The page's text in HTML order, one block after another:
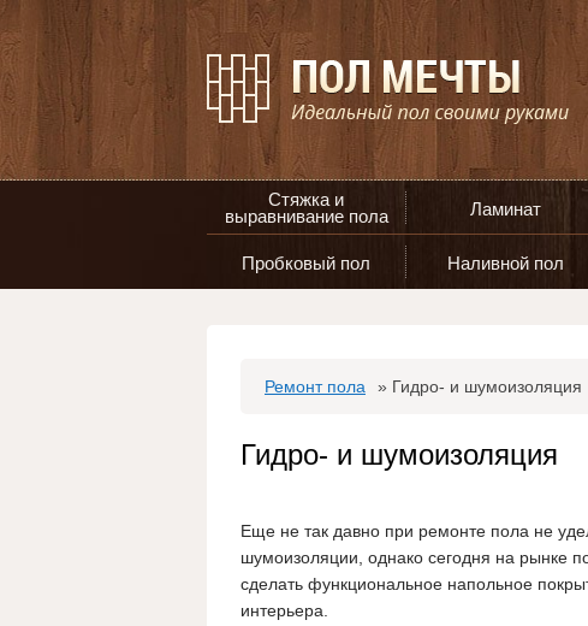
Стяжка и
выравнивание пола
Ламинат
Пробковый пол Наливной пол
Ремонт пола » Гидро- и шумоизоляция
Гидро- и шумоизоляция
Еще не так давно при ремонте пола не
шумоизоляции, однако сегодня на рынке
сделать функциональное напольное
интерьера.